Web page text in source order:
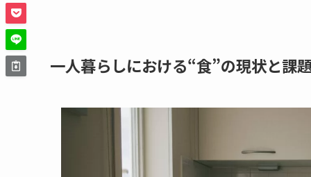
一人暮らしにおける“食”の現状と課